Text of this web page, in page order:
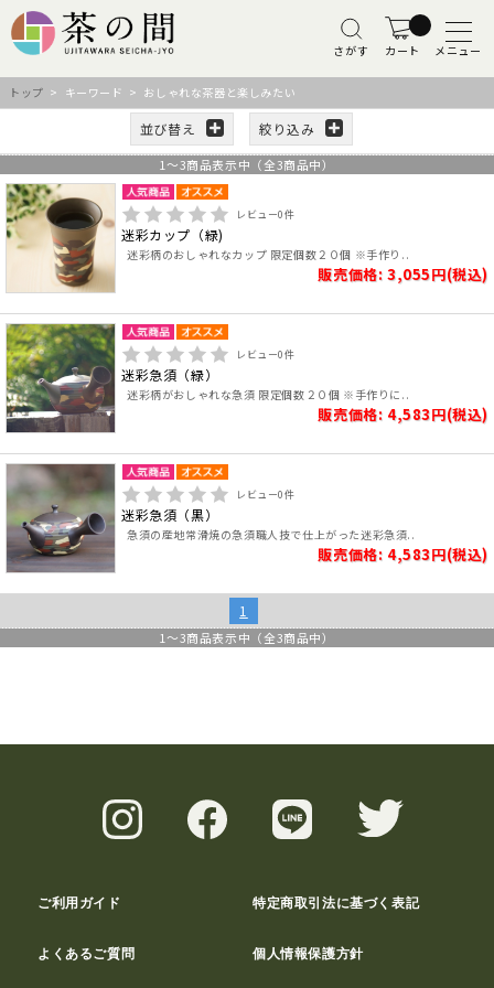
さがす カート メニュー
トップ > キーワード > おしゃれな茶器と楽しみたい
並び替え 絞り込み
1 ～3商品表示中（全3商品中）
レビュー0件
迷彩カップ（緑)
迷彩柄のおしゃれなカップ 限定個数２０個 ※手作り..
販売価格: 3,055円(税込)
レビュー0件
迷彩急須（緑）
迷彩柄がおしゃれな急須 限定個数２０個 ※手作りに..
販売価格: 4,583円(税込)
レビュー0件
迷彩急須（黒）
急須の産地常滑焼の急須職人技で仕上がった迷彩急須..
販売価格: 4,583円(税込)
1
1 ～3商品表示中（全3商品中）
ご利用ガイド 特定商取引法に基づく表記
よくあるご質問 個人情報保護方針